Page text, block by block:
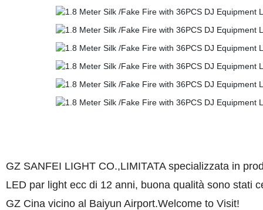
GZ SANFEI LIGHT CO.,LIMITATA specializzata in
LED par light ecc di 12 anni, buona qualità sono stati
GZ Cina vicino al Baiyun Airport.Welcome to Visit!